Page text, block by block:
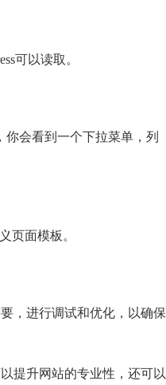
可以读取。
你会看到一个下拉菜单，列
页面模板。
，进行调试和优化，以确保
提升网站的专业性，还可以